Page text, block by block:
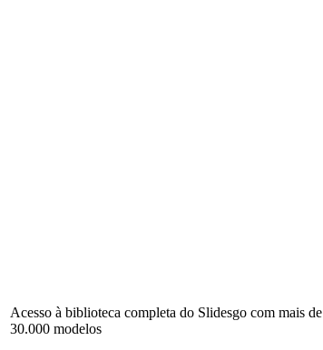
Acesso à biblioteca completa do Slidesgo com mais de
30.000 modelos